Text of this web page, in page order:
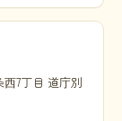
7丁目 道庁別